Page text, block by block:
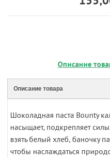
Описание
Описание товара
Шоколадная паста Bounty
насыщает, подкрепляет
взять белый хлеб, баночку
чтобы наслаждаться